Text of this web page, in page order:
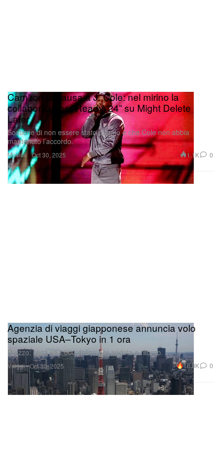
Musica
Cam’ron fa causa a J. Cole: nel mirino la
collaborazione “Ready ‘24” su Might Delete
Later
Sostiene di non essere stato pagato e che Cole non abbia
mantenuto l’accordo.
Oct 30, 2025 1.1K 0
Viaggi
Agenzia di viaggi giapponese annuncia volo
spaziale USA–Tokyo in 1 ora
Prezzo: circa 657.000 dollari per andata e ritorno.
Oct 30, 2025 18.8K 0